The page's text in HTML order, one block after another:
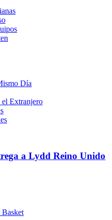
Día
el Extranjero
a Lydd Reino Unido